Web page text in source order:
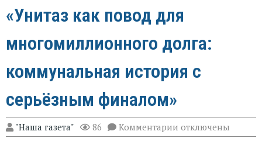
«Унитаз как повод для
многомиллионного долга:
коммунальная история с
серьёзным финалом»
"Наша газета" 86 Комментарии к
записи
отключены